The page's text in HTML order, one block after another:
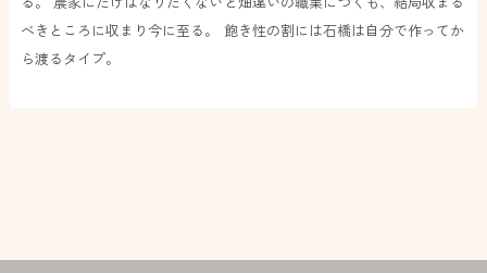
べきところに収まり今に至る。 飽き性の割には石橋は自分で作ってか
ら渡るタイプ。